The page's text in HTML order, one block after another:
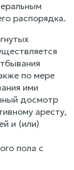
распорядка.
по мере
ими
досмотр
аресту,
и (или)
пола с